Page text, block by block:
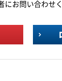
お問い合わせく